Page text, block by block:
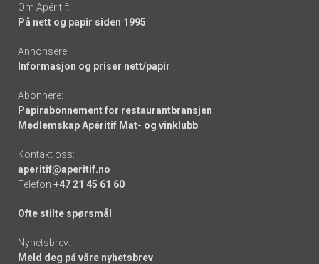
Om Apéritif:
På nett og papir siden 1995
Annonsere:
Informasjon og priser nett/papir
Abonnere:
Papirabonnement for restaurantbransjen
Medlemskap Apéritif Mat- og vinklubb
Kontakt oss:
aperitif@aperitif.no
Telefon +47 21 45 61 60
Ofte stilte spørsmål
Nyhetsbrev:
Meld deg på våre nyhetsbrev